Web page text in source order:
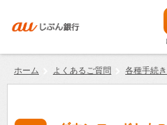
ホーム よくあるご質問 各種手続き